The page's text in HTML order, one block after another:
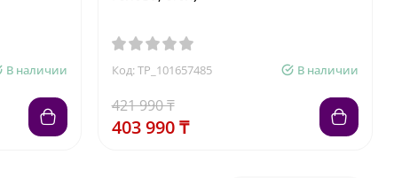
В наличии Код: TP_101657485 В наличии
421 990 ₸
403 990 ₸